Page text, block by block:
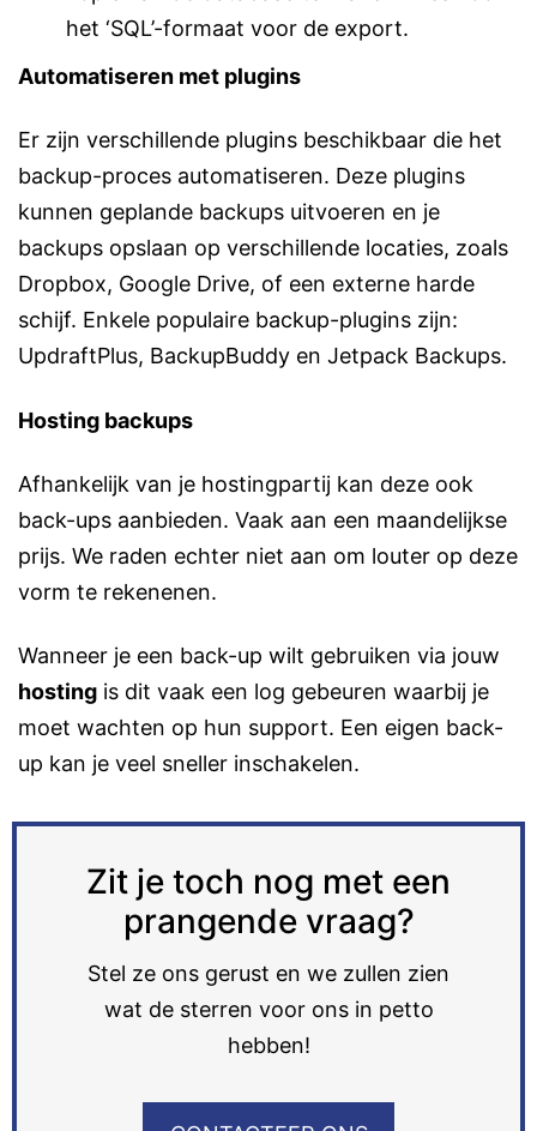
het ‘SQL’-formaat voor de export.
Automatiseren met plugins
Er zijn verschillende plugins beschikbaar die het
backup-proces automatiseren. Deze plugins
kunnen geplande backups uitvoeren en je
backups opslaan op verschillende locaties, zoals
Dropbox, Google Drive, of een externe harde
schijf. Enkele populaire backup-plugins zijn:
UpdraftPlus, BackupBuddy en Jetpack Backups.
Hosting backups
Afhankelijk van je hostingpartij kan deze ook
back-ups aanbieden. Vaak aan een maandelijkse
prijs. We raden echter niet aan om louter op deze
vorm te rekenenen.
Wanneer je een back-up wilt gebruiken via jouw
hosting is dit vaak een log gebeuren waarbij je
moet wachten op hun support. Een eigen back-
up kan je veel sneller inschakelen.
Zit je toch nog met een
prangende vraag?
Stel ze ons gerust en we zullen zien
wat de sterren voor ons in petto
hebben!